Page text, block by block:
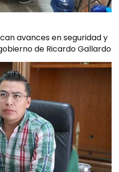
avances en seguridad y
de Ricardo Gallardo